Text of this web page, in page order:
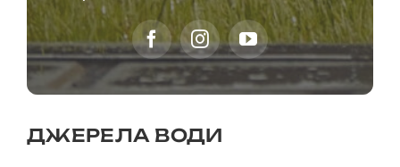
ДЖЕРЕЛА ВОДИ